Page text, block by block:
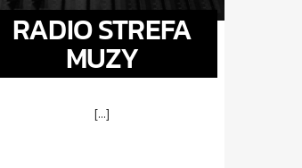
RADIO STREFA
MUZY
[...]